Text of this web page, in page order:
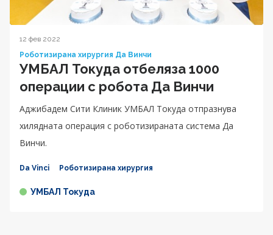
12 фев 2022
Роботизирана хирургия Да Винчи
УМБАЛ Токуда отбеляза 1000
операции с робота Да Винчи
Аджибадем Сити Клиник УМБАЛ Токуда отпразнува
хилядната операция с роботизираната система Да
Винчи.
Da Vinci Роботизирана хирургия
УМБАЛ Токуда